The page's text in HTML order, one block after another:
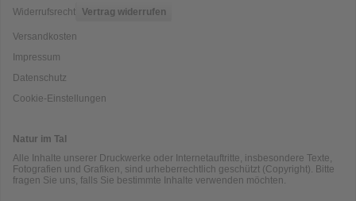
Widerrufsrecht Vertrag widerrufen
Versandkosten
Impressum
Datenschutz
Cookie-Einstellungen
Natur im Tal
Alle Inhalte unserer Druckwerke oder Internetauftritte, insbesondere Texte,
Fotografien und Grafiken, sind urheberrechtlich geschützt (Copyright). Bitte
fragen Sie uns, falls Sie bestimmte Inhalte verwenden möchten.